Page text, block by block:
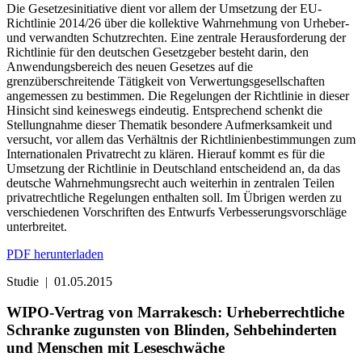
Die Gesetzesinitiative dient vor allem der Umsetzung der EU-
Richtlinie 2014/26 über die kollektive Wahrnehmung von Urheber-
und verwandten Schutzrechten. Eine zentrale Herausforderung der
Richtlinie für den deutschen Gesetzgeber besteht darin, den
Anwendungsbereich des neuen Gesetzes auf die
grenzüberschreitende Tätigkeit von Verwertungsgesellschaften
angemessen zu bestimmen. Die Regelungen der Richtlinie in dieser
Hinsicht sind keineswegs eindeutig. Entsprechend schenkt die
Stellungnahme dieser Thematik besondere Aufmerksamkeit und
versucht, vor allem das Verhältnis der Richtlinienbestimmungen zum
Internationalen Privatrecht zu klären. Hierauf kommt es für die
Umsetzung der Richtlinie in Deutschland entscheidend an, da das
deutsche Wahrnehmungsrecht auch weiterhin in zentralen Teilen
privatrechtliche Regelungen enthalten soll. Im Übrigen werden zu
verschiedenen Vorschriften des Entwurfs Verbesserungsvorschläge
unterbreitet.
PDF herunterladen
Studie | 01.05.2015
WIPO-Vertrag von Marrakesch: Urheberrechtliche
Schranke zugunsten von Blinden, Sehbehinderten
und Menschen mit Leseschwäche